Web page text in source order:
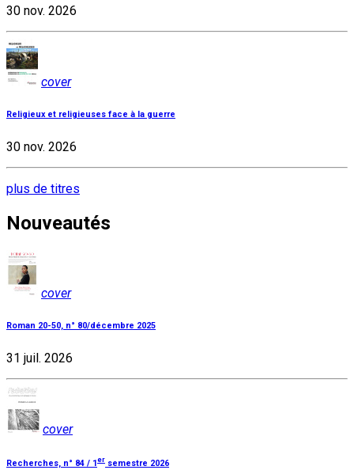
30 nov. 2026
cover
Religieux et religieuses face à la guerre
30 nov. 2026
plus de titres
Nouveautés
cover
Roman 20-50, n° 80/décembre 2025
31 juil. 2026
cover
Recherches, n° 84 / 1 er semestre 2026